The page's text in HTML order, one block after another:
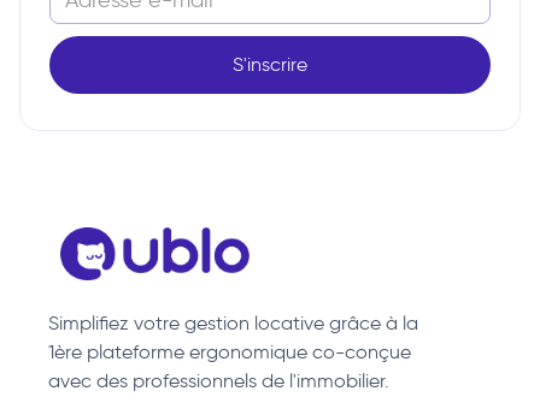
Simplifiez votre gestion locative grâce à la
1ère plateforme ergonomique co-conçue
avec des professionnels de l'immobilier.